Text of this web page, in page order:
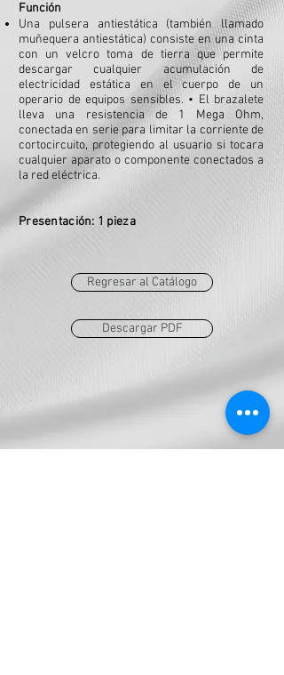
Función
Una pulsera antiestática (también llamado
muñequera antiestática) consiste en una cinta
con un velcro toma de tierra que permite
descargar cualquier acumulación de
electricidad estática en el cuerpo de un
operario de equipos sensibles. • El brazalete
lleva una resistencia de 1 Mega Ohm,
conectada en serie para limitar la corriente de
cortocircuito, protegiendo al usuario si tocara
cualquier aparato o componente conectados a
la red eléctrica.
Presentación: 1 pieza
Descargar PDF
Regresar al Catálogo